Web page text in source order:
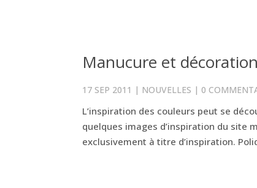
Manucure et décoration
17 SEP 2011 | NOUVELLES | 0
L’inspiration des couleurs peut se
quelques images d’inspiration du site
exclusivement à titre d’inspiration.